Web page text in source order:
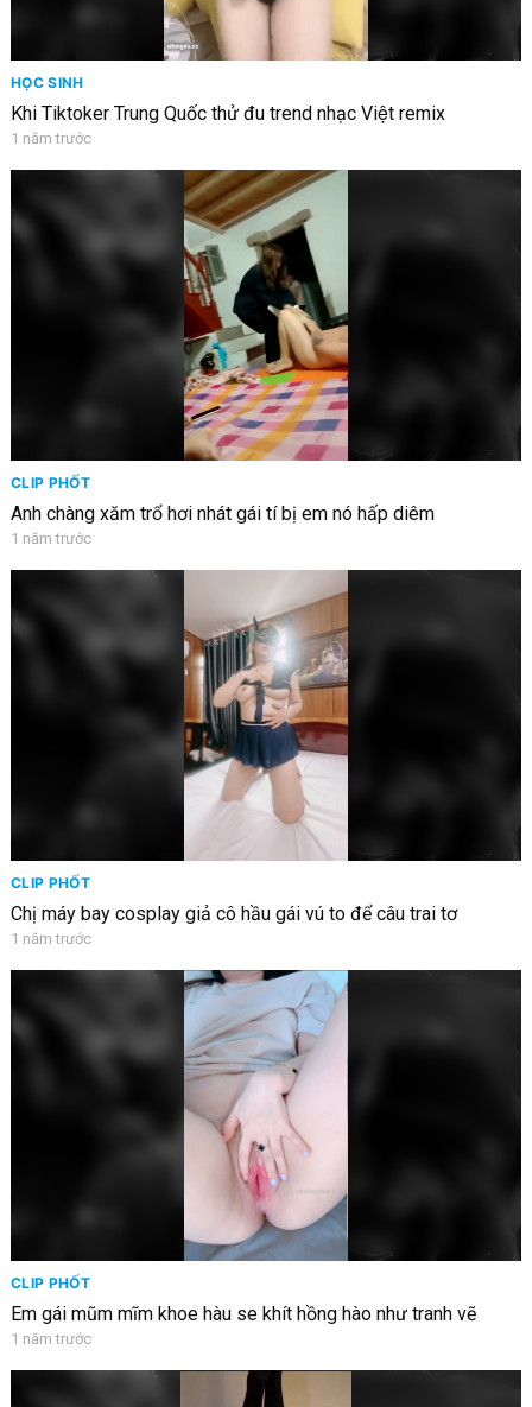
HỌC SINH
Khi Tiktoker Trung Quốc thử đu trend nhạc Việt remix
1 năm trước
CLIP PHỐT
Anh chàng xăm trổ hơi nhát gái tí bị em nó hấp diêm
1 năm trước
CLIP PHỐT
Chị máy bay cosplay giả cô hầu gái vú to để câu trai tơ
1 năm trước
CLIP PHỐT
Em gái mũm mĩm khoe hàu se khít hồng hào như tranh vẽ
1 năm trước